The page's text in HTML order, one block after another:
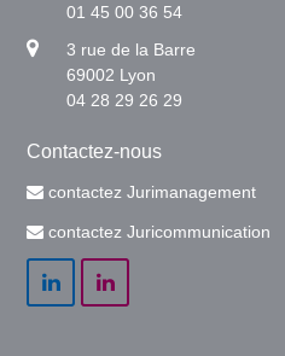
01 45 00 36 54
3 rue de la Barre
69002 Lyon
04 28 29 26 29
Contactez-nous
contactez Jurimanagement
contactez Juricommunication
LinkedInLinkedIn